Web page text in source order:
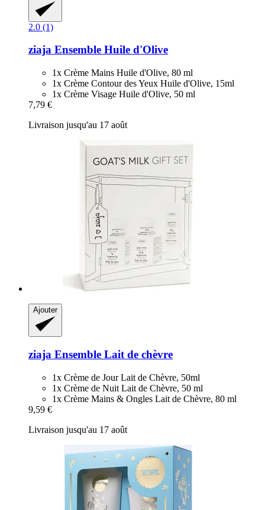
2.0 (1)
ziaja Ensemble Huile d'Olive
1x Crème Mains Huile d'Olive, 80 ml
1x Crème Contour des Yeux Huile d'Olive, 15ml
1x Crème Visage Huile d'Olive, 50 ml
7,79 €
Livraison jusqu'au 17 août
Ajouter
ziaja Ensemble Lait de chèvre
1x Crème de Jour Lait de Chèvre, 50ml
1x Crème de Nuit Lait de Chèvre, 50 ml
1x Crème Mains & Ongles Lait de Chèvre, 80 ml
9,59 €
Livraison jusqu'au 17 août